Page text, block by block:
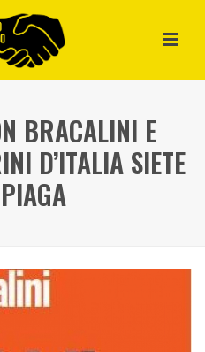
BRACALINI E
D’ITALIA SIETE